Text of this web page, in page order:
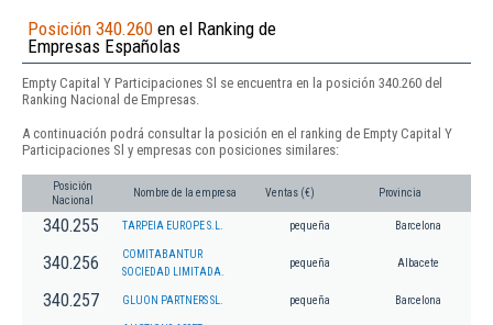
Posición 340.260 en el Ranking de
Empresas Españolas
Empty Capital Y Participaciones Sl se encuentra en la posición 340.260 del
Ranking Nacional de Empresas.
A continuación podrá consultar la posición en el ranking de Empty Capital Y
Participaciones Sl y empresas con posiciones similares:
Posición
Nacional
Nombre de la empresa Ventas (€) Provincia
340.255 TARPEIA EUROPE S.L. pequeña Barcelona
340.256
COMITABANTUR
SOCIEDAD LIMITADA.
pequeña Albacete
340.257 GLUON PARTNERS SL. pequeña Barcelona